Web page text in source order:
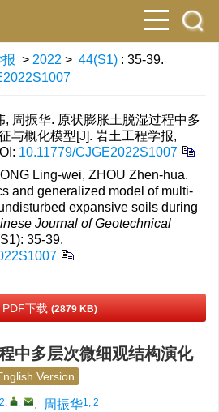
> 2022 > 44(S1) : 35-39.
, 周振华. 原状膨胀土脱湿过程中多
与概化模型[J]. 岩土工程学报,
10.11779/CJGE2022S1007
Ling-wei, ZHOU Zhen-hua.
and generalized model of multi-
expansive soils during
Journal of Geotechnical
35-39.
PDF下载 (2879 KB)
中多层次微细观结构演化
Version
, , , 周振华1, 2